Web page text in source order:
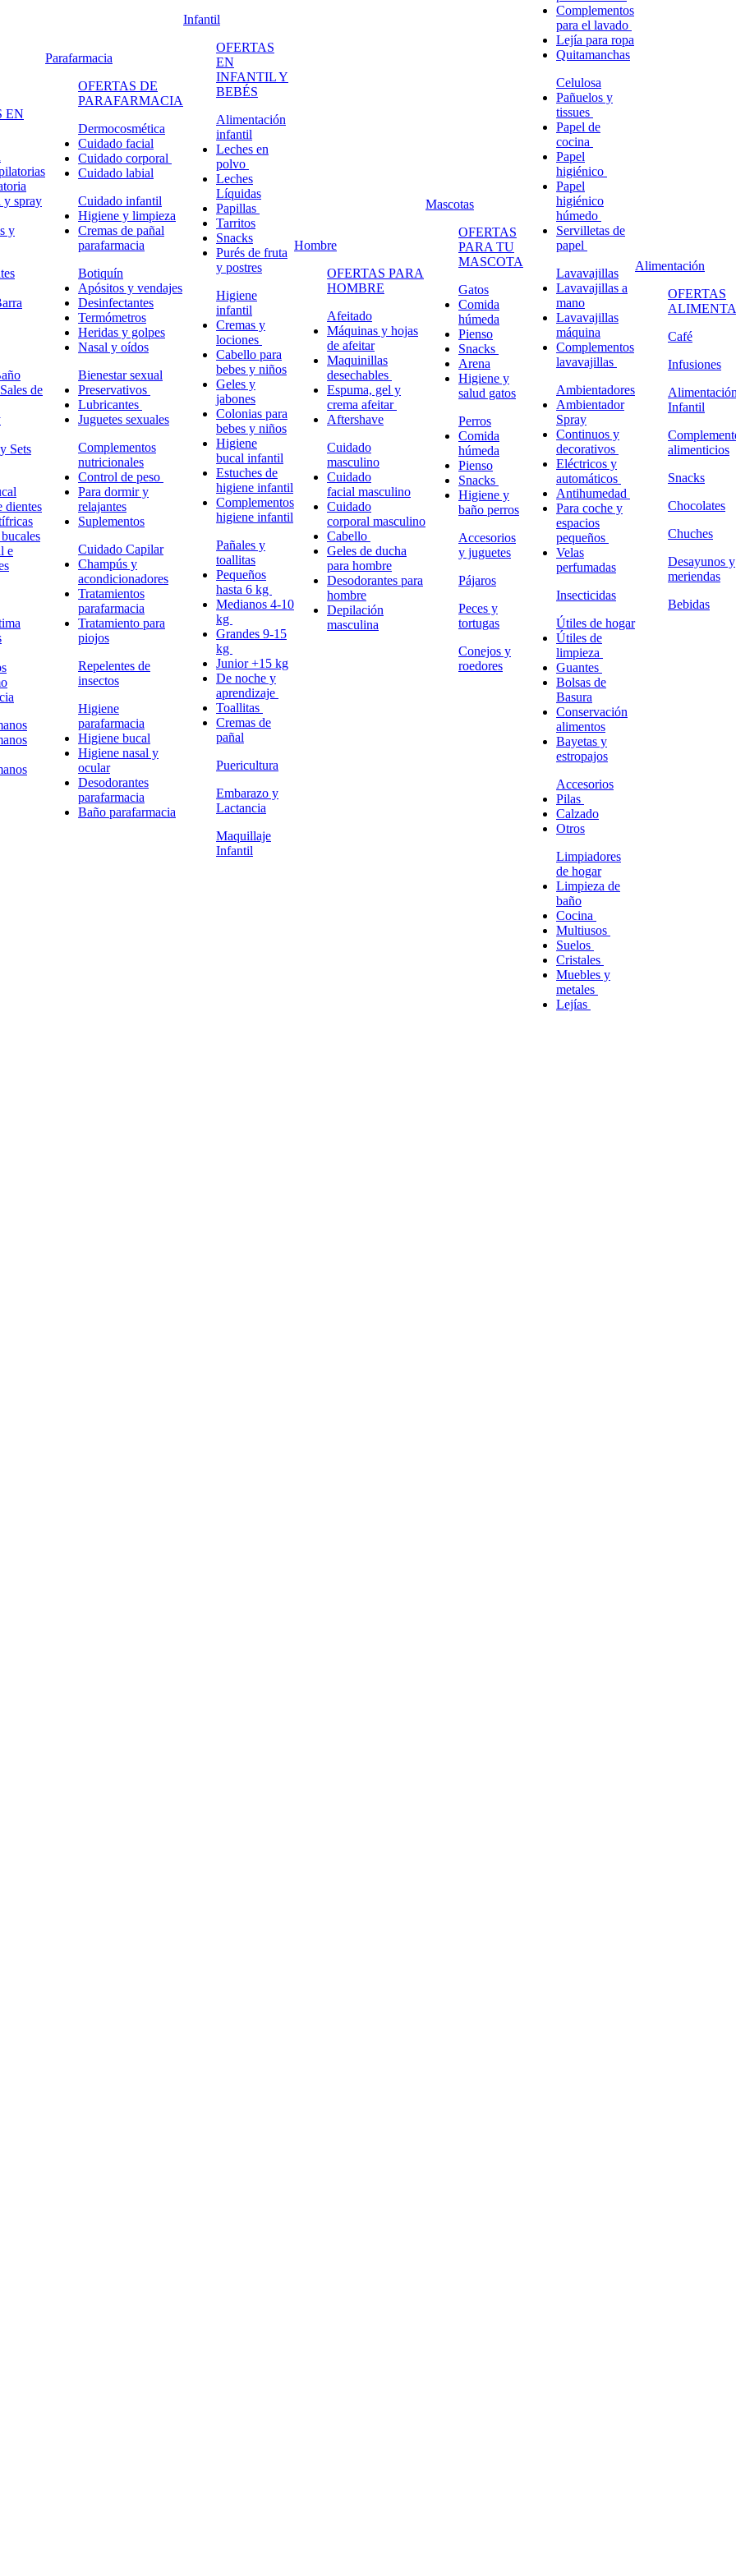
EN
y spray
y
de
Sets
dientes
e
Parafarmacia
OFERTAS DE
PARAFARMACIA
Dermocosmética
Cuidado facial
Cuidado corporal
Cuidado labial
Cuidado infantil
Higiene y limpieza
Cremas de pañal
parafarmacia
Botiquín
Apósitos y vendajes
Desinfectantes
Termómetros
Heridas y golpes
Nasal y oídos
Bienestar sexual
Preservativos
Lubricantes
Juguetes sexuales
Complementos
nutricionales
Control de peso
Para dormir y
relajantes
Suplementos
Cuidado Capilar
Champús y
acondicionadores
Tratamientos
parafarmacia
Tratamiento para
piojos
Repelentes de
insectos
Higiene
parafarmacia
Higiene bucal
Higiene nasal y
ocular
Desodorantes
parafarmacia
Baño parafarmacia
Infantil
OFERTAS
EN
INFANTIL Y
BEBÉS
Alimentación
infantil
Leches en
polvo
Leches
Líquidas
Papillas
Tarritos
Snacks
Purés de fruta
y postres
Higiene
infantil
Cremas y
lociones
Cabello para
bebes y niños
Geles y
jabones
Colonias para
bebes y niños
Higiene
bucal infantil
Estuches de
higiene infantil
Complementos
higiene infantil
Pañales y
toallitas
Pequeños
hasta 6 kg
Medianos 4-10
kg
Grandes 9-15
kg
Junior +15 kg
De noche y
aprendizaje
Toallitas
Cremas de
pañal
Puericultura
Embarazo y
Lactancia
Maquillaje
Infantil
Hombre
OFERTAS PARA
HOMBRE
Afeitado
Máquinas y hojas
de afeitar
Maquinillas
desechables
Espuma, gel y
crema afeitar
Aftershave
Cuidado
masculino
Cuidado
facial masculino
Cuidado
corporal masculino
Cabello
Geles de ducha
para hombre
Desodorantes para
hombre
Depilación
masculina
Mascotas
OFERTAS
PARA TU
MASCOTA
Gatos
Comida
húmeda
Pienso
Snacks
Arena
Higiene y
salud gatos
Perros
Comida
húmeda
Pienso
Snacks
Higiene y
baño perros
Accesorios
y juguetes
Pájaros
Peces y
tortugas
Conejos y
roedores
Complementos
para el lavado
Lejía para ropa
Quitamanchas
Celulosa
Pañuelos y
tissues
Papel de
cocina
Papel
higiénico
Papel
higiénico
húmedo
Servilletas de
papel
Lavavajillas
Lavavajillas a
mano
Lavavajillas
máquina
Complementos
lavavajillas
Ambientadores
Ambientador
Spray
Continuos y
decorativos
Eléctricos y
automáticos
Antihumedad
Para coche y
espacios
pequeños
Velas
perfumadas
Insecticidas
Útiles de hogar
Útiles de
limpieza
Guantes
Bolsas de
Basura
Conservación
alimentos
Bayetas y
estropajos
Accesorios
Pilas
Calzado
Otros
Limpiadores
de hogar
Limpieza de
baño
Cocina
Multiusos
Suelos
Cristales
Muebles y
metales
Lejías
Alimentación
OFERTAS
Café
Infusiones
Infantil
alimenticios
Snacks
Chocolates
Chuches
Desayunos y
meriendas
Bebidas